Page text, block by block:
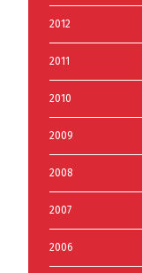
2012
2011
2010
2009
2008
2007
2006